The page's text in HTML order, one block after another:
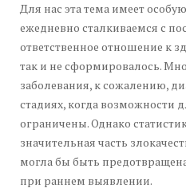
Для нас эта тема имеет
ежедневно сталкиваемся с
ответственное отношение к
так и не сформировалось.
заболевания, к сожалению,
стадиях, когда возможности
ограничены. Однако
значительная часть
могла бы быть
при раннем выявлении.